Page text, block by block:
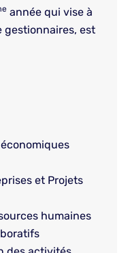
année qui vise à
gestionnaires, est
et Projets
humaines